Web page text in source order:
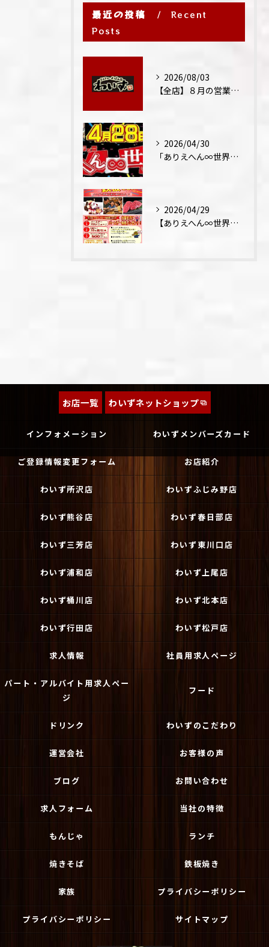
最近の投稿
Recent
Posts
2026/08/03
【全店】８月の営業時間・ランチ営業につきまして
2026/04/30
「ありえへん∞世界」テレビ出演‼
2026/04/29
【ありえへん∞世界】バースデーステーキについて
お店一覧 わいずネットショップ
インフォメーション わいずメンバーズカード
ご登録情報変更フォーム お店紹介
わいず所沢店 わいずふじみ野店
わいず熊谷店 わいず春日部店
わいず三芳店 わいず東川口店
わいず浦和店 わいず上尾店
わいず桶川店 わいず北本店
わいず行田店 わいず松戸店
求人情報 社員用求人ページ
パート・アルバイト用求人ペー
ジ
フード
ドリンク わいずのこだわり
運営会社 お客様の声
ブログ お問い合わせ
求人フォーム 当社の特徴
もんじゃ ランチ
焼きそば 鉄板焼き
家族 プライバシーポリシー
プライバシーポリシー サイトマップ